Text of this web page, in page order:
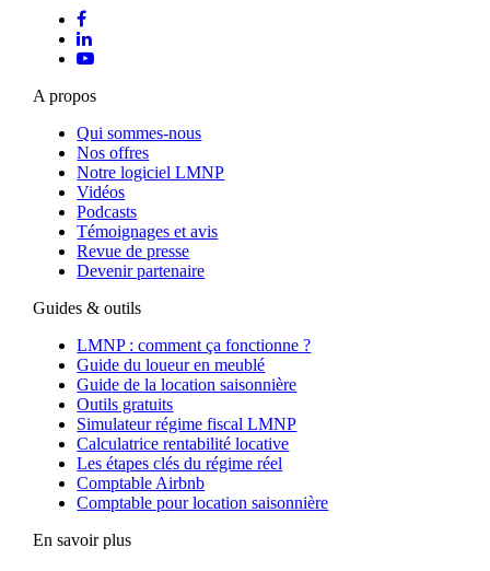
A propos
Qui sommes-nous
Nos offres
Notre logiciel LMNP
Vidéos
Podcasts
Témoignages et avis
Revue de presse
Devenir partenaire
Guides & outils
LMNP : comment ça fonctionne ?
Guide du loueur en meublé
Guide de la location saisonnière
Outils gratuits
Simulateur régime fiscal LMNP
Calculatrice rentabilité locative
Les étapes clés du régime réel
Comptable Airbnb
Comptable pour location saisonnière
En savoir plus